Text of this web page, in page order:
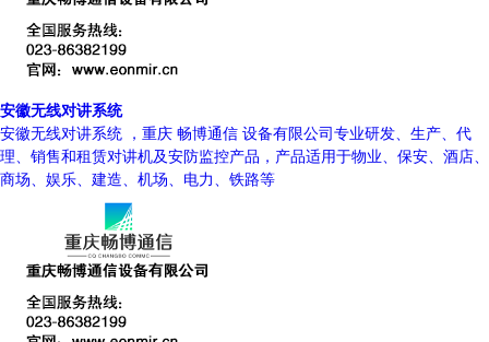
安徽无线对讲系统
安徽无线对讲系统 ，重庆 畅博通信 设备有限公司专业研发、生产、代
理、销售和租赁对讲机及安防监控产品，产品适用于物业、保安、酒店、
商场、娱乐、建造、机场、电力、铁路等